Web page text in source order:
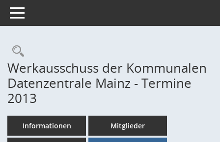
Toggle navigation
Rechercheauswahl
Werkausschuss der Kommunalen
Datenzentrale Mainz - Termine
2013
Informationen Mitglieder